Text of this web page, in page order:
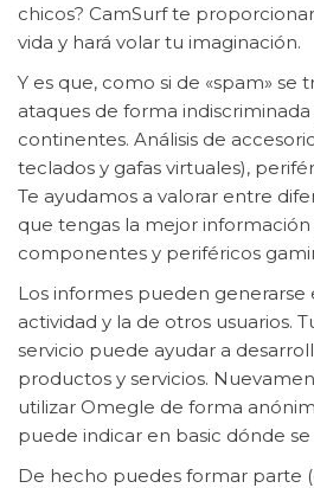
chicos? CamSurf te
vida y hará volar tu imaginación.
Y es que, como si de «spam» se
ataques de forma
continentes. Análisis de
teclados y gafas virtuales),
Te ayudamos a valorar entre
que tengas la mejor
componentes y periféricos
Los informes pueden generarse
actividad y la de otros usuarios.
servicio puede ayudar a
productos y servicios.
utilizar Omegle de forma
puede indicar en basic dónde
De hecho puedes formar parte